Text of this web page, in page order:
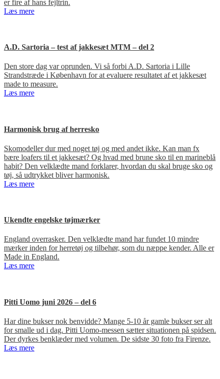
er fire af hans fejltrin.
Læs mere
A.D. Sartoria – test af jakkesæt MTM – del 2
Den store dag var oprunden. Vi så forbi A.D. Sartoria i Lille
Strandstræde i København for at evaluere resultatet af et jakkesæt
made to measure.
Læs mere
Harmonisk brug af herresko
Skomodeller dur med noget tøj og med andet ikke. Kan man fx
bære loafers til et jakkesæt? Og hvad med brune sko til en marineblå
habit? Den velklædte mand forklarer, hvordan du skal bruge sko og
tøj, så udtrykket bliver harmonisk.
Læs mere
Ukendte engelske tøjmærker
England overrasker. Den velklædte mand har fundet 10 mindre
mærker inden for herretøj og tilbehør, som du næppe kender. Alle er
Made in England.
Læs mere
Pitti Uomo juni 2026 – del 6
Har dine bukser nok benvidde? Mange 5-10 år gamle bukser ser alt
for smalle ud i dag. Pitti Uomo-messen sætter situationen på spidsen.
Der dyrkes benklæder med volumen. De sidste 30 foto fra Firenze.
Læs mere